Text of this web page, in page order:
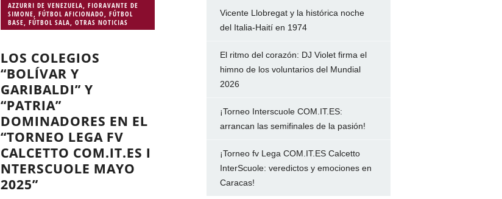
AZZURRI DE VENEZUELA, FIORAVANTE DE
SIMONE, FÚTBOL AFICIONADO, FÚTBOL
BASE, FÚTBOL SALA, OTRAS NOTICIAS
LOS COLEGIOS
“BOLÍVAR Y
GARIBALDI” Y
“PATRIA”
DOMINADORES EN EL
“TORNEO LEGA FV
CALCETTO COM.IT.ES I
NTERSCUOLE MAYO
2025”
Vicente Llobregat y la histórica noche
del Italia-Haití en 1974
El ritmo del corazón: DJ Violet firma el
himno de los voluntarios del Mundial
2026
¡Torneo Interscuole COM.IT.ES:
arrancan las semifinales de la pasión!
¡Torneo fv Lega COM.IT.ES Calcetto
InterScuole: veredictos y emociones en
Caracas!